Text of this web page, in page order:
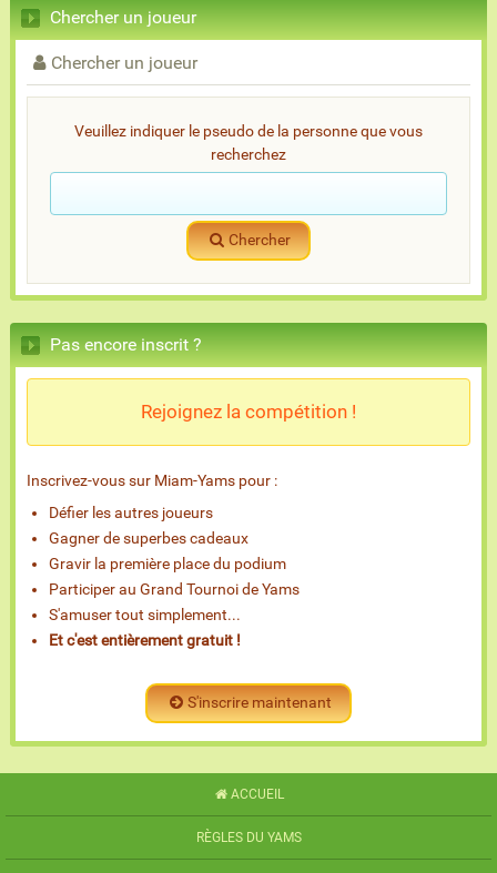
Chercher un joueur
Chercher un joueur
Veuillez indiquer le pseudo de la personne que vous
recherchez
Chercher
Pas encore inscrit ?
Rejoignez la compétition !
Inscrivez-vous sur Miam-Yams pour :
Défier les autres joueurs
Gagner de superbes cadeaux
Gravir la première place du podium
Participer au Grand Tournoi de Yams
S'amuser tout simplement...
Et c'est entièrement gratuit !
S'inscrire maintenant
ACCUEIL
RÈGLES DU YAMS